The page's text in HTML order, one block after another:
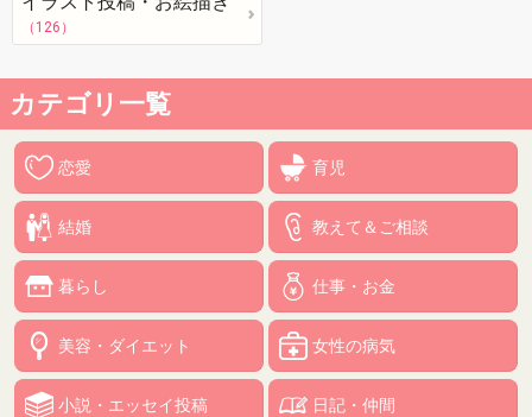
（126）
カテゴリ一覧
恋愛 育児
結婚 教えて＆ご相談
暮らし 仕事・お金
美容・ダイエット 女性の病気
小説・エッセイ投稿 日記・仲間